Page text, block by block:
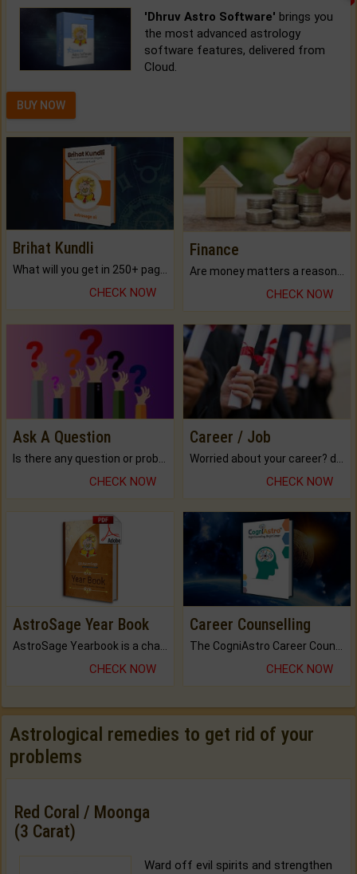
'Dhruv Astro Software' brings you
the most advanced astrology
software features, delivered from
Cloud.
BUY NOW
Brihat Kundli
CHECK NOW
Finance
CHECK NOW
Ask A Question
Is there any question or problem lingering.
CHECK NOW
Career / Job
Worried about your career? don't know what is.
CHECK NOW
AstroSage Year Book
AstroSage Yearbook is a channel to fulfill your dreams and destiny.
CHECK NOW
Career Counselling
The CogniAstro Career Counselling Report is the most comprehensive report available on this topic.
CHECK NOW
Astrological remedies to get rid of your
problems
Red Coral / Moonga
(3 Carat)
Ward off evil spirits and strengthen